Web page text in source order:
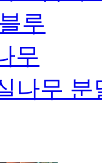
루
무
나무 분